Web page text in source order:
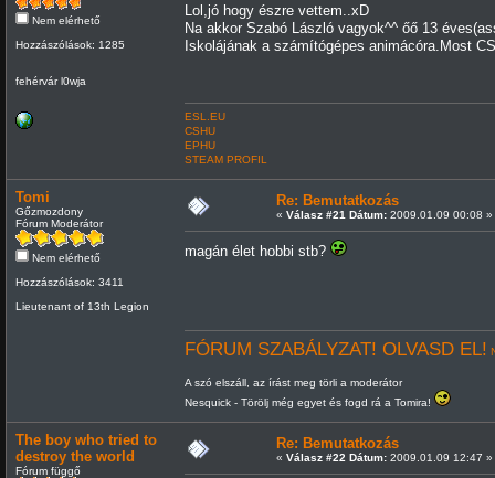
Nem elérhető
Hozzászólások: 1285
fehérvár l0wja
Lol,jó hogy észre vettem..xD
Na akkor Szabó László vagyok^^ őő 13
Iskolájának a számítógépes animácóra.Most
ESL.EU
CSHU
EPHU
STEAM PROFIL
Tomi
Gőzmozdony
Fórum Moderátor
Nem elérhető
Hozzászólások: 3411
Lieutenant of 13th Legion
Re: Bemutatkozás
« Válasz #21 Dátum:2009.01.09 00:08 »
magán élet hobbi stb?
FÓRUM SZABÁLYZAT! OLVASD EL!
A szó elszáll, az írást meg törli a moderátor
Nesquick - Törölj még egyet és fogd rá a Tomira!
The boy who tried to
destroy the world
Fórum függő
Re: Bemutatkozás
« Válasz #22 Dátum:2009.01.09 12:47 »